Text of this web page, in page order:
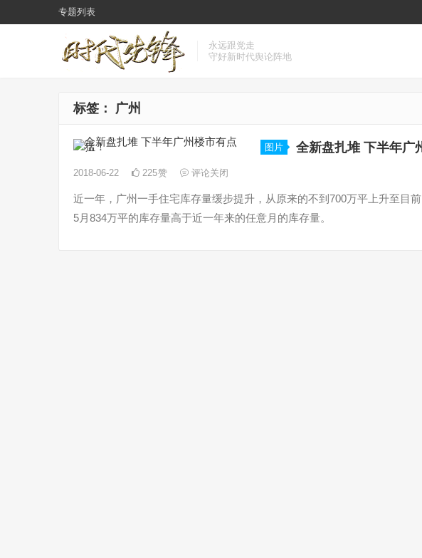
专题列表
永远跟党走
守好新时代舆论阵地
标签： 广州
图片 全新盘扎堆 下半年广
2018-06-22 225赞 评论关闭
近一年，广州一手住宅库存量缓步提升，从原来的不到700万平上升至目
5月834万平的库存量高于近一年来的任意月的库存量。